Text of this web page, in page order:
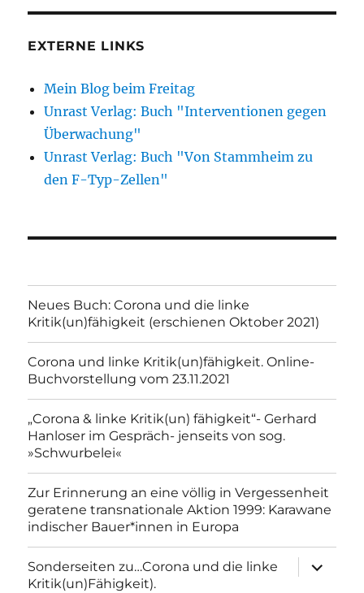
EXTERNE LINKS
Mein Blog beim Freitag
Unrast Verlag: Buch "Interventionen gegen
Überwachung"
Unrast Verlag: Buch "Von Stammheim zu
den F-Typ-Zellen"
Neues Buch: Corona und die linke
Kritik(un)fähigkeit (erschienen Oktober 2021)
Corona und linke Kritik(un)fähigkeit. Online-
Buchvorstellung vom 23.11.2021
„Corona & linke Kritik(un) fähigkeit“- Gerhard
Hanloser im Gespräch- jenseits von sog.
»Schwurbelei«
Zur Erinnerung an eine völlig in Vergessenheit
geratene transnationale Aktion 1999: Karawane
indischer Bauer*innen in Europa
Sonderseiten zu…Corona und die linke
Kritik(un)Fähigkeit).
anzeigen